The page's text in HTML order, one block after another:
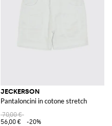
JECKERSON
Pantaloncini in cotone stretch
70,00 €
56,00 €
-20%